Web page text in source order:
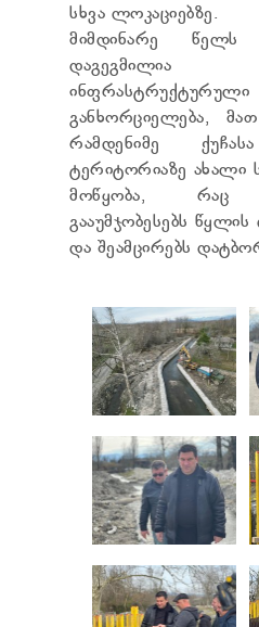
სხვა ლოკაციებზე.
მიმდინარე წელს
დაგეგმილია
განხორციელება,
რამდენიმე
ტერიტორიაზე ახალი
მოწყობა, რაც
გააუმჯობესებს
და შეამცირებს